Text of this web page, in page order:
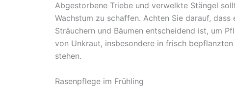
Abgestorbene Triebe und verwelkte Stängel
Wachstum zu schaffen. Achten Sie darauf,
Sträuchern und Bäumen entscheidend ist, um
von Unkraut, insbesondere in frisch
stehen.
Rasenpflege im Frühling